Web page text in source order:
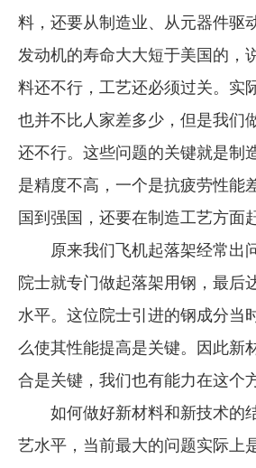
料，还要从制造业、从元器件驱
发动机的寿命大大短于美国的，
料还不行，工艺还必须过关。实
也并不比人家差多少，但是我们
还不行。这些问题的关键就是制
是精度不高，一个是抗疲劳性能
国到强国，还要在制造工艺方面
原来我们飞机起落架经常出
院士就专门做起落架用钢，最后
水平。这位院士引进的钢成分当
么使其性能提高是关键。因此新
合是关键，我们也有能力在这个
如何做好新材料和新技术的
艺水平，当前最大的问题实际上